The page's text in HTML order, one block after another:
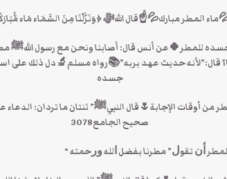
المطر مبارك💦☝قال اللهﷻ ﴿وَنَزَّلْنَا مِنَ السَّمَاء مَاء
بعض جسده للمطر🍀عن أنس قال: أصابنا ونحن مع رسول
قال:”لأنه حديث عهد بربه”📚رواه مسلم🔬دل ذلك على
جسده
المطر من أوقات الإجابة🌷قال النبيﷺ” ثنتان ما تردان:
صحيح الجامع3078